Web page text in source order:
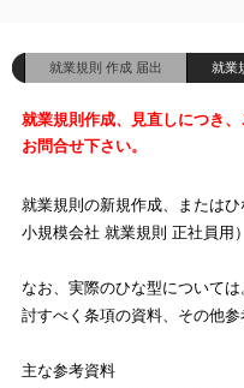
就業規則 作成 届出 就業
就業規則作成、見直しにつき
お問合せ下さい。
就業規則の新規作成、または
小規模会社 就業規則 正社員用
なお、実際のひな型について
討すべく条項の資料、その他
主な参考資料